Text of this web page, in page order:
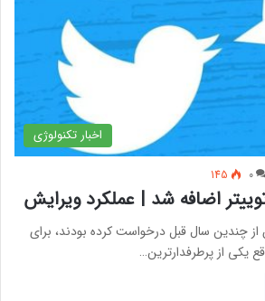
اخبار تکنولوژی
0
145
اضافه شد | عملکرد ویرایش
چندین سال قبل درخواست کرده بودند، برای
یکی از پرطرفدارترین…